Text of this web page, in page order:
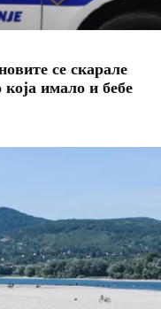
се скарале
која имало и бебе